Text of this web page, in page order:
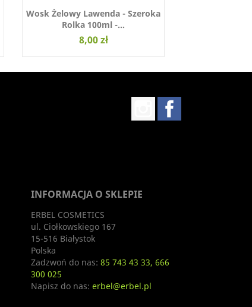
Wosk Żelowy Lawenda - Szeroka
Rolka 100ml -...
8,00 zł
Instagram
INFORMACJA O SKLEPIE
ERBEL COSMETICS
ul. Ciołkowskiego 167
15-516 Białystok
Polska
Zadzwoń do nas: 85 743 43 33, 666
300 025
Napisz do nas: erbel@erbel.pl